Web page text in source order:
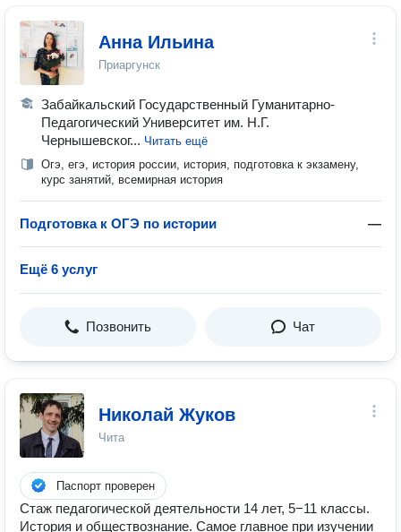
Анна Ильина
Приаргунск
Забайкальский Государственный Гуманитарно-
Педагогический Университет им. Н.Г.
Чернышевског... Читать ещё
Огэ, егэ, история россии, история, подготовка к экзамену,
курс занятий, всемирная история
Подготовка к ОГЭ по истории —
Ещё 6 услуг
Позвонить Чат
Николай Жуков
Чита
Паспорт проверен
Стаж педагогической деятельности 14 лет, 5−11 классы.
История и обществознание. Самое главное при изучении